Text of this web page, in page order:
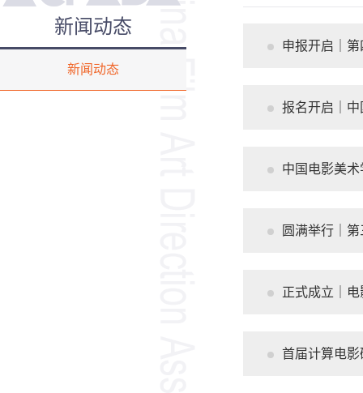
新闻动态
新闻动态
申报开启｜
报名开启｜
中国电影美
圆满举行｜
正式成立｜
首届计算电影